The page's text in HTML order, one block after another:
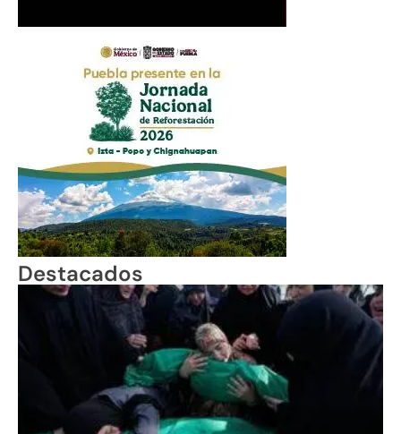
Destacados